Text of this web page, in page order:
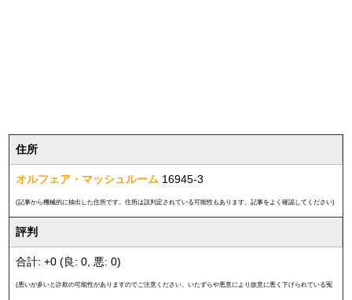
住所
オルフェア・マッシュルーム 16945-3
(記事から機械的に抽出した住所です。住所は誤判定されている可能性もあります。記事をよく確認してください)
評判
合計: +0 (良: 0, 悪: 0)
(悪いが多いと詐欺の可能性がありますのでご注意ください。いたずらや悪意により故意に悪く下げられている冤